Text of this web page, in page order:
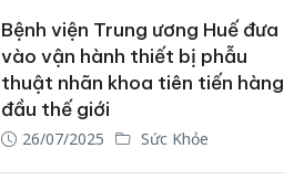
Bệnh viện Trung ương Huế đưa
vào vận hành thiết bị phẫu
thuật nhãn khoa tiên tiến hàng
đầu thế giới
26/07/2025 Sức Khỏe